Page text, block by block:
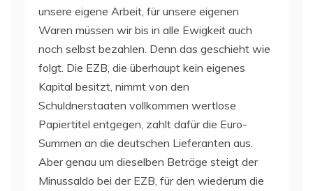
unsere eigene Arbeit, für unsere eigenen
Waren müssen wir bis in alle Ewigkeit auch
noch selbst bezahlen. Denn das geschieht wie
folgt. Die EZB, die überhaupt kein eigenes
Kapital besitzt, nimmt von den
Schuldnerstaaten vollkommen wertlose
Papiertitel entgegen, zahlt dafür die Euro-
Summen an die deutschen Lieferanten aus.
Aber genau um dieselben Beträge steigt der
Minussaldo bei der EZB, für den wiederum die